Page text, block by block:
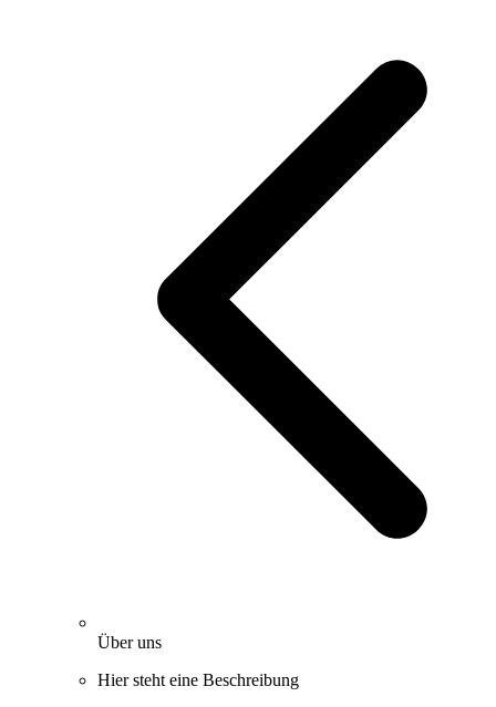
Über uns
Hier steht eine Beschreibung